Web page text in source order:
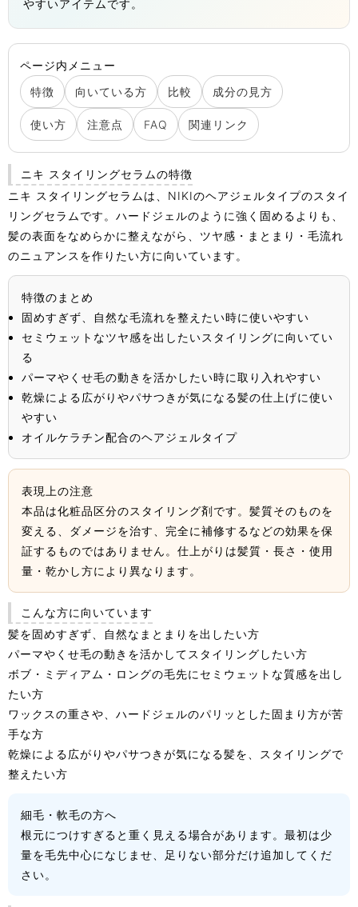
やすいアイテムです。
ページ内メニュー
特徴
向いている方 比較 成分の見方
使い方 注意点 FAQ 関連リンク
ニキ スタイリングセラムの特徴
ニキ スタイリングセラムは、NIKIのヘアジェルタイプのスタイ
リングセラムです。ハードジェルのように強く固めるよりも、
髪の表面をなめらかに整えながら、ツヤ感・まとまり・毛流れ
のニュアンスを作りたい方に向いています。
特徴のまとめ
固めすぎず、自然な毛流れを整えたい時に使いやすい
セミウェットなツヤ感を出したいスタイリングに向いてい
る
パーマやくせ毛の動きを活かしたい時に取り入れやすい
乾燥による広がりやパサつきが気になる髪の仕上げに使い
やすい
オイルケラチン配合のヘアジェルタイプ
表現上の注意
本品は化粧品区分のスタイリング剤です。髪質そのものを
変える、ダメージを治す、完全に補修するなどの効果を保
証するものではありません。仕上がりは髪質・長さ・使用
量・乾かし方により異なります。
こんな方に向いています
髪を固めすぎず、自然なまとまりを出したい方
パーマやくせ毛の動きを活かしてスタイリングしたい方
ボブ・ミディアム・ロングの毛先にセミウェットな質感を出し
たい方
ワックスの重さや、ハードジェルのパリッとした固まり方が苦
手な方
乾燥による広がりやパサつきが気になる髪を、スタイリングで
整えたい方
細毛・軟毛の方へ
根元につけすぎると重く見える場合があります。最初は少
量を毛先中心になじませ、足りない部分だけ追加してくだ
さい。